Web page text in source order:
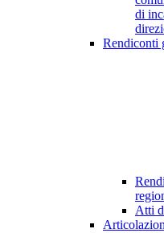
di
Rendiconti
Atti